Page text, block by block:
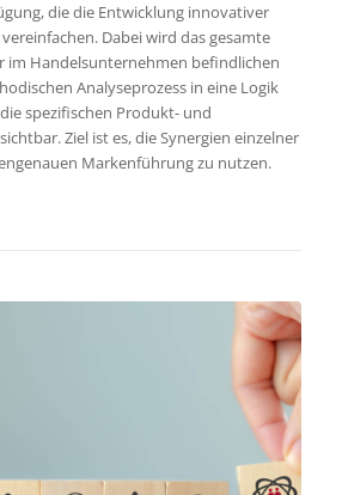
die die Entwicklung innovativer
Dabei wird das gesamte
im Handelsunternehmen befindlichen
Analyseprozess in eine Logik
spezifischen Produkt- und
Ziel ist es, die Synergien einzelner
Markenführung zu nutzen.